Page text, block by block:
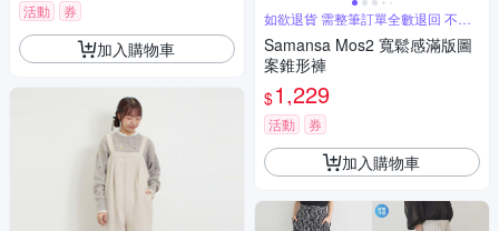
活動 券
加入購物車
如欲退貨 需整筆訂單全數退回 不能
單退
Samansa Mos2 寬鬆感滿版圖
案錐形褲
$1,229
活動 券
加入購物車